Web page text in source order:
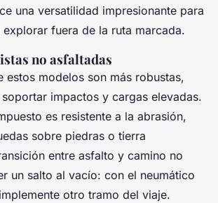
una versatilidad impresionante para
explorar fuera de la ruta marcada.
no asfaltadas
estos modelos son más robustas,
impactos y cargas elevadas.
es resistente a la abrasión,
sobre piedras o tierra
entre asfalto y camino no
un salto al vacío: con el neumático
otro tramo del viaje.